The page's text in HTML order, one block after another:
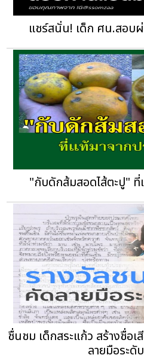
แชร์สนั่น! เด็ก ศน.สอบ
"กับดักส้มสอดไส้ตะปู" ที่
ชื่นชม เด็กสระแก้ว สร้างชื่อ
ลายมือระดั